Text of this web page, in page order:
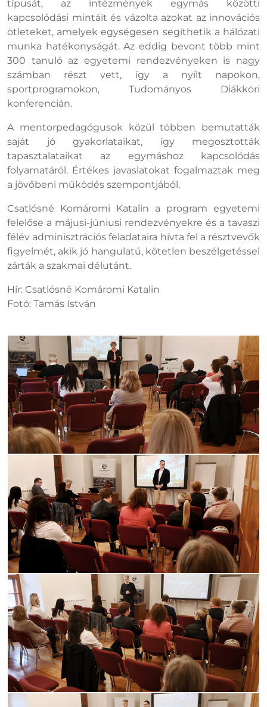
típusát, az intézmények egymás közötti
kapcsolódási mintáit és vázolta azokat az innovációs
ötleteket, amelyek egységesen segíthetik a hálózati
munka hatékonyságát. Az eddig bevont több mint
300 tanuló az egyetemi rendezvényeken is nagy
számban részt vett, így a nyílt napokon,
sportprogramokon, Tudományos Diákköri
konferencián.
A mentorpedagógusok közül többen bemutatták
saját jó gyakorlataikat, így megosztották
tapasztalataikat az egymáshoz kapcsolódás
folyamatáról. Értékes javaslatokat fogalmaztak meg
a jövőbeni működés szempontjából.
Csatlósné Komáromi Katalin a program egyetemi
felelőse a májusi-júniusi rendezvényekre és a tavaszi
félév adminisztrációs feladataira hívta fel a résztvevők
figyelmét, akik jó hangulatú, kötetlen beszélgetéssel
zárták a szakmai délutánt.
Hír: Csatlósné Komáromi Katalin
Fotó: Tamás István